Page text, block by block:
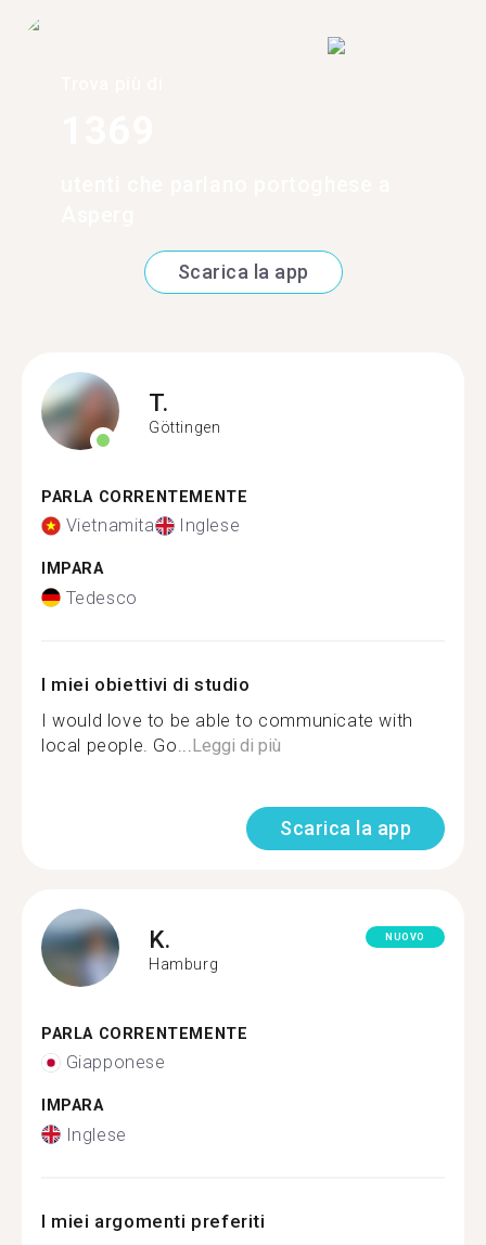
Scarica la app
T.
Göttingen
PARLA CORRENTEMENTE
Vietnamita Inglese
IMPARA
Tedesco
I miei obiettivi di studio
I would love to be able to communicate with
local people. Go... Leggi di più
Scarica la app
K.
Hamburg
NUOVO
PARLA CORRENTEMENTE
Giapponese
IMPARA
Inglese
I miei argomenti preferiti